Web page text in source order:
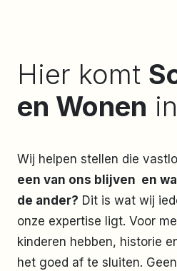
Hier komt
en Wonen
Wij helpen stellen die
een van ons blijven en
de ander? Dit is wat wij
onze expertise ligt. Voor
kinderen hebben, historie
het goed af te sluiten.